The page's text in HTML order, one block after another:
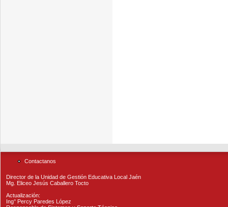
Contactanos
Director de la Unidad de Gestión Educativa Local Jaén
Mg. Eliceo Jesús Caballero Tocto
Actualización:
Ing° Percy Paredes López